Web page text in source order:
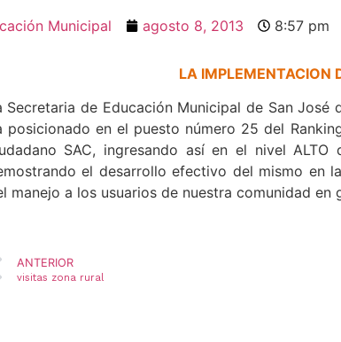
Municipal agosto 8, 2013 8:57 pm
LA IMPLEMENTACION
Secretaria de Educación Municipal de San
posicionado en el puesto número 25 del
SAC, ingresando así en el nivel
el desarrollo efectivo del mismo en
manejo a los usuarios de nuestra comunidad en
ANTERIOR
visitas zona rural